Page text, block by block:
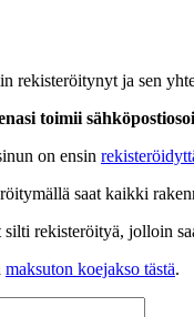
rekisteröitynyt ja sen
toimii
on ensin
saat kaikki
rekisteröityä, jolloin
maksuton koejakso tästä.